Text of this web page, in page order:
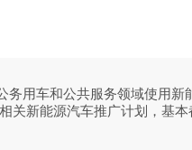
用车和公共服务领域使用新
关新能源汽车推广计划，基